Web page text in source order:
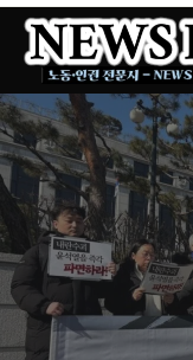
Skip
content
뉴스필드
노동·인권 전문지